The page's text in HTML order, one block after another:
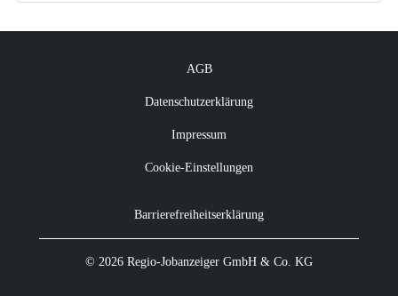
AGB
Datenschutzerklärung
Impressum
Cookie-Einstellungen
Barrierefreiheitserklärung
© 2026 Regio-Jobanzeiger GmbH & Co. KG